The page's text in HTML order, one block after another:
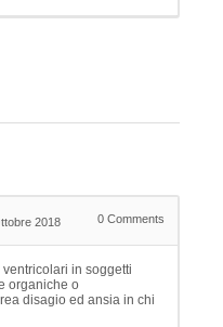
2018 0 Comments
in soggetti
organiche o
disagio ed ansia in chi